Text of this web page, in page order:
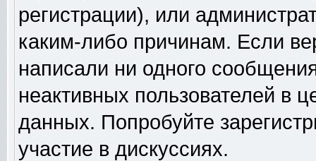
регистрации), или
каким-либо причинам. Если
написали ни одного
неактивных пользователей в
данных. Попробуйте
участие в дискуссиях.